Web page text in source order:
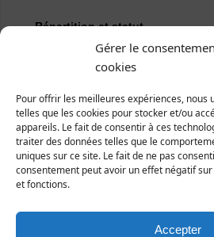
Gérer le
cookies
Pour offrir les meilleures expériences, nous
telles que les cookies pour stocker et/ou
appareils. Le fait de consentir à ces
traiter des données telles que le
uniques sur ce site. Le fait de ne pas
consentement peut avoir un effet négatif
et fonctions.
Accepter
Répartition et statut
Europe : une grande partie de
France : toute la France.